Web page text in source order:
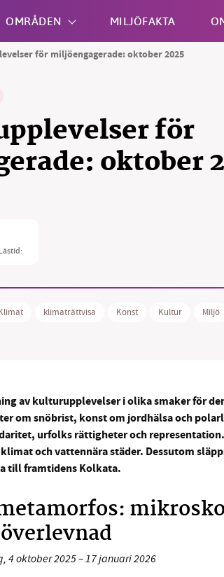
OMRÅDEN MILJÖFAKTA
för miljöengagerade: oktober 2025
för
oktober
klimaträttvisa Konst Kultur Miljö
av kulturupplevelser i olika smaker för
om snöbrist, konst om jordhälsa och
urfolks rättigheter och
och vattennära städer. Dessutom
till framtidens Kolkata.
4 oktober 2025 – 17 januari 2026
SMB kämpar för en
ideella
nyhetsbevakning och
och vi